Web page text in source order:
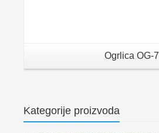
Ogrlica OG-7
Kategorije proizvoda